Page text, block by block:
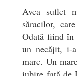
Avea suflet
săracilor,
Odată fiind în
un necăjit, i-
mare. Un